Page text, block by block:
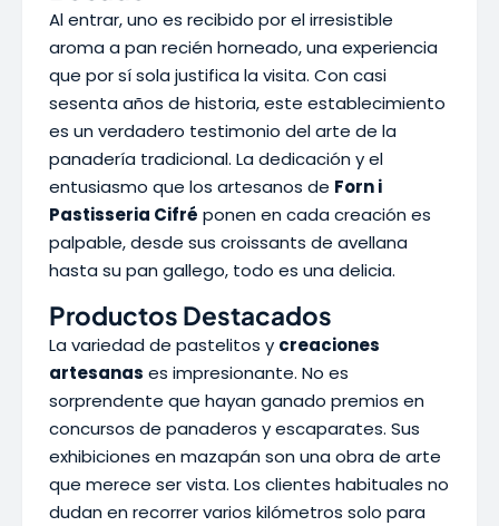
Al entrar, uno es recibido por el irresistible
aroma a pan recién horneado, una experiencia
que por sí sola justifica la visita. Con casi
sesenta años de historia, este establecimiento
es un verdadero testimonio del arte de la
panadería tradicional. La dedicación y el
entusiasmo que los artesanos de Forn i
Pastisseria Cifré ponen en cada creación es
palpable, desde sus croissants de avellana
hasta su pan gallego, todo es una delicia.
Productos Destacados
La variedad de pastelitos y creaciones
artesanas es impresionante. No es
sorprendente que hayan ganado premios en
concursos de panaderos y escaparates. Sus
exhibiciones en mazapán son una obra de arte
que merece ser vista. Los clientes habituales no
dudan en recorrer varios kilómetros solo para